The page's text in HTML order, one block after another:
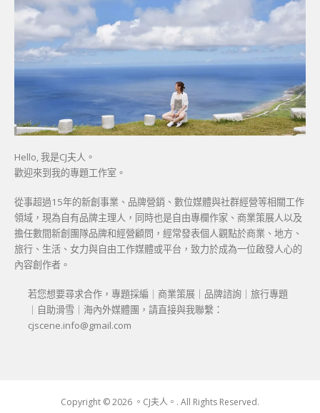
Hello, 我是CJ夫人。
歡迎來到我的專題工作室。
從事超過15年的新創事業、品牌營銷、數位媒體與社群經營等相關工作
領域，現為自有品牌主理人，同時也是自由專欄作家、商業策展人以及
擔任數間新創團隊品牌和經營顧問，經常發表個人觀點於商業、地方、
旅行、生活、女力與自由工作媒體或平台，致力於成為一位啟發人心的
內容創作者。
若您想要尋求合作，專題採編｜商業策展｜品牌諮詢｜旅行專題
｜自助滑雪｜海內外媒體團，請直接與我聯繫：
cjscene.info@gmail.com
Copyright © 2026 。CJ夫人。. All Rights Reserved.